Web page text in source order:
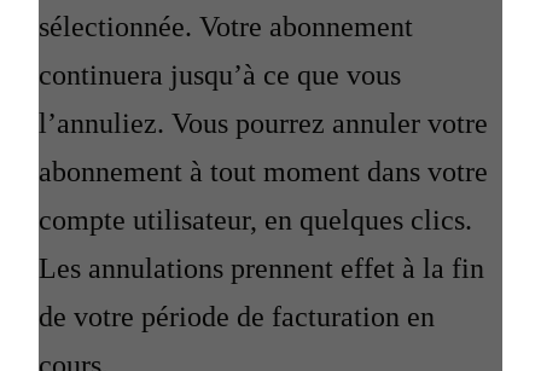
sélectionnée. Votre abonnement
continuera jusqu’à ce que vous
l’annuliez. Vous pourrez annuler votre
abonnement à tout moment dans votre
compte utilisateur, en quelques clics.
Les annulations prennent effet à la fin
de votre période de facturation en
cours.